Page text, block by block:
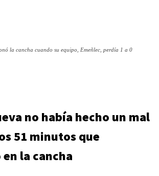
la cancha cuando su equipo, Emeñlec, perdía 1 a 0
no había hecho un mal
51 minutos que
la cancha